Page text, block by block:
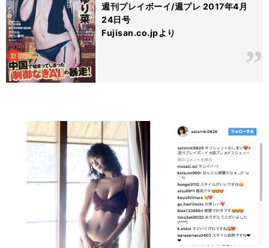
週刊プレイボーイ/週プレ 2017年4月
24日号
Fujisan.co.jpより